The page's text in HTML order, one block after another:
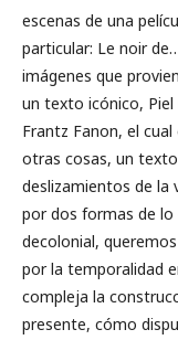
escenas de una
particular: Le noir
imágenes que
un texto icónico, Piel
Frantz Fanon, el
otras cosas, un
deslizamientos de la
por dos formas de lo
decolonial,
por la temporalidad
compleja la
presente, cómo